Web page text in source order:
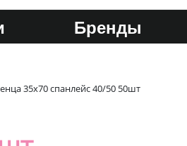
Бренды
35х70 спанлейс 40/50 50шт